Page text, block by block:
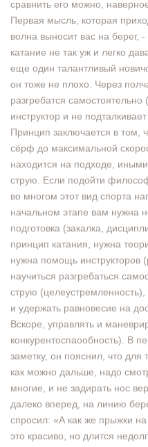
сравнить его можно,
Первая мысль, которая
волна выносит вас на берег,
катание не так уж и легко
еще один талантливый
он тоже не плохо. Через
разгребатся
инструктор и не
Принцип заключается в том,
сёрф до максимальной
находится на подходе,
струю. Если подойти
во многом этот вид спорта
начальном этапе вам нужна
подготовка (закалка,
принцип катания, нужна
нужна помощь инструкторов
научиться разгребаться
струю
и удержать равновесие на
Вскоре, управлять и
конкурентоспаообность). В
заметку, он пояснил, что для
как можно дальше, надо
многие, и не задирать нос
далеко вперед, на линию
спросил: «А как же прыжки
это красиво, но длится